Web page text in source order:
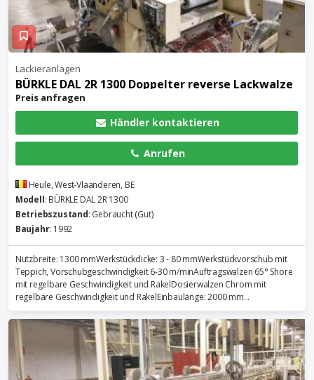
Lackieranlagen
BÜRKLE DAL 2R 1300 Doppelter reverse Lackwalze
Preis anfragen
Händler kontaktieren
Anrufen
Heule, West-Vlaanderen, BE
Modell: BÜRKLE DAL 2R 1300
Betriebszustand: Gebraucht (Gut)
Baujahr: 1992
Nutzbreite: 1300 mmWerkstückdicke: 3 - 80 mmWerkstückvorschub mit
Teppich, Vorschubgeschwindigkeit 6-30 m/minAuftragswalzen 65° Shore
mit regelbare Geschwindigkeit und RakelDosierwalzen Chrom mit
regelbare Geschwindigkeit und RakelEinbaulänge: 2000 mm...